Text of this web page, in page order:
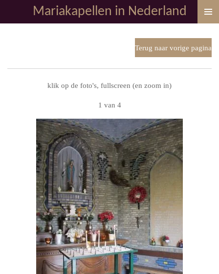
direct
Mariakapellen in Nederland
Terug naar vorige pagina
klik op de foto's, fullscreen (en zoom in)
1 van 4